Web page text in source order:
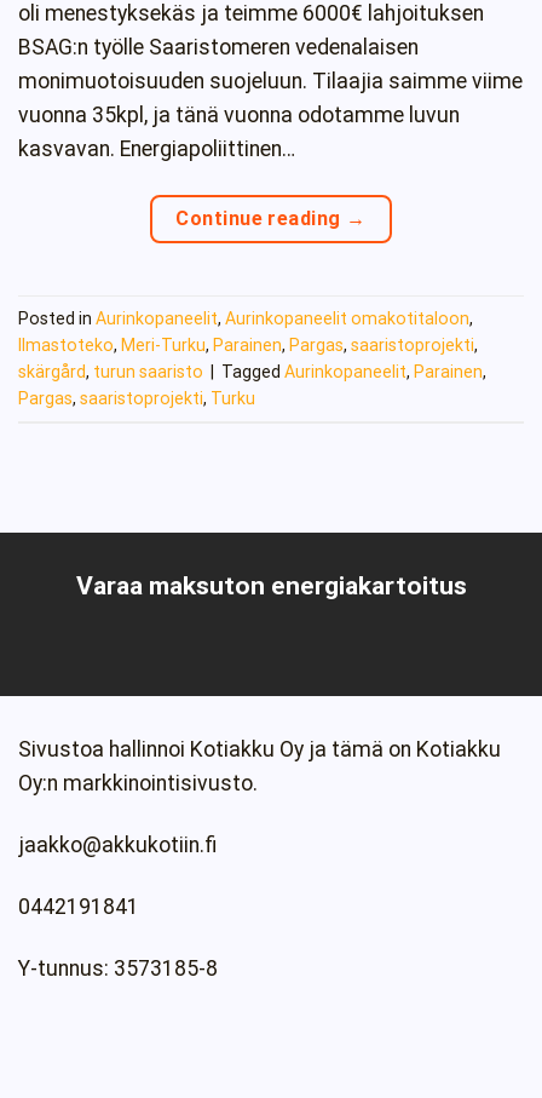
oli menestyksekäs ja teimme 6000€ lahjoituksen
BSAG:n työlle Saaristomeren vedenalaisen
monimuotoisuuden suojeluun. Tilaajia saimme viime
vuonna 35kpl, ja tänä vuonna odotamme luvun
kasvavan. Energiapoliittinen…
Continue reading →
Posted in Aurinkopaneelit, Aurinkopaneelit omakotitaloon,
Ilmastoteko, Meri-Turku, Parainen, Pargas, saaristoprojekti,
skärgård, turun saaristo Tagged Aurinkopaneelit, Parainen,
Pargas, saaristoprojekti, Turku
Varaa maksuton energiakartoitus
Sivustoa hallinnoi Kotiakku Oy ja tämä on Kotiakku
Oy:n markkinointisivusto.
jaakko@akkukotiin.fi
0442191841
Y-tunnus: 3573185-8